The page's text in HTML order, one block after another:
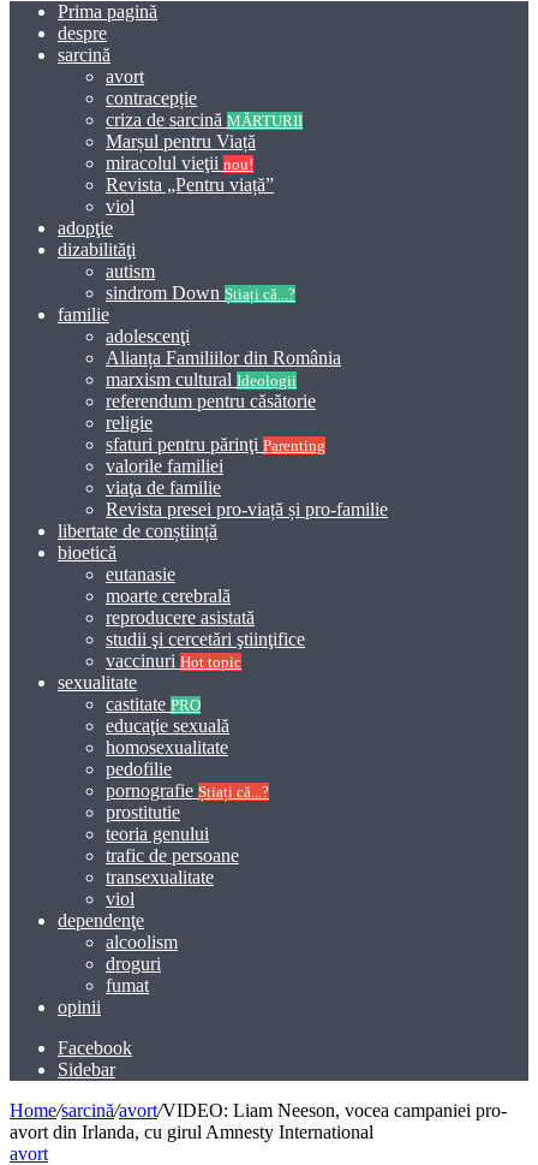
Prima pagină
despre
sarcină
avort
contracepție
criza de sarcină MĂRTURII
Marșul pentru Viață
miracolul vieţii nou!
Revista „Pentru viață”
viol
adopţie
dizabilităţi
autism
sindrom Down Știați că...?
familie
adolescenţi
Alianța Familiilor din România
marxism cultural Ideologii
referendum pentru căsătorie
religie
sfaturi pentru părinţi Parenting
valorile familiei
viaţa de familie
Revista presei pro-viață și pro-familie
libertate de conștiință
bioetică
eutanasie
moarte cerebrală
reproducere asistată
studii şi cercetări ştiinţifice
vaccinuri Hot topic
sexualitate
castitate PRO
educaţie sexuală
homosexualitate
pedofilie
pornografie Știați că...?
prostitutie
teoria genului
trafic de persoane
transexualitate
viol
dependenţe
alcoolism
droguri
fumat
opinii
Facebook
Sidebar
Home/sarcină/avort/VIDEO: Liam Neeson, vocea campaniei pro-
avort din Irlanda, cu girul Amnesty International
avort